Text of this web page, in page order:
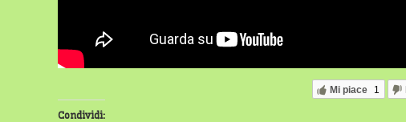
Mi piace 1
Condividi: